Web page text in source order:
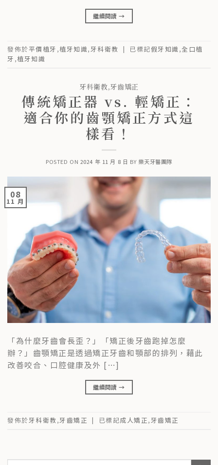
繼續閱讀→
發佈於平價植牙 ,植牙知識,牙科衛教 | 已標記假牙知識 ,全口植
牙 ,植牙知識
牙科衛教,牙齒矯正
傳統矯正器 vs. 輕矯正：
適合你的齒顎矯正方式這
樣看！
POSTED ON 2024 年 11 月 8 日 BY 樂天牙醫團隊
08
11 月
「為什麼牙齒會長歪？」「矯正後牙齒跑掉怎麼
辦？」齒顎矯正是透過矯正牙齒和顎部的排列，藉此
改善咬合、口腔健康及外 […]
繼續閱讀→
發佈於牙科衛教,牙齒矯正 | 已標記成人矯正,牙齒矯正